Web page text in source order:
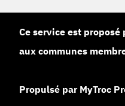
Ce service est proposé
aux communes
Propulsé par MyTroc